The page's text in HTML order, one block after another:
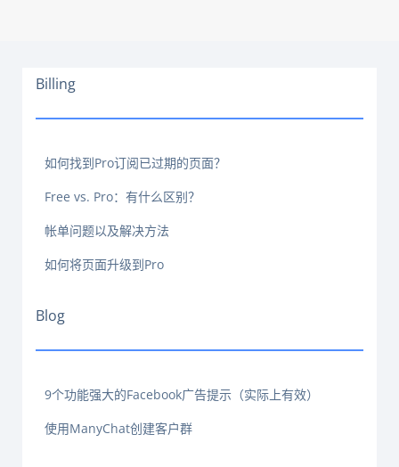
Billing
如何找到Pro订阅已过期的页面？
Free vs. Pro：有什么区别？
帐单问题以及解决方法
如何将页面升级到Pro
Blog
9个功能强大的Facebook广告提示（实际上有效）
使用ManyChat创建客户群